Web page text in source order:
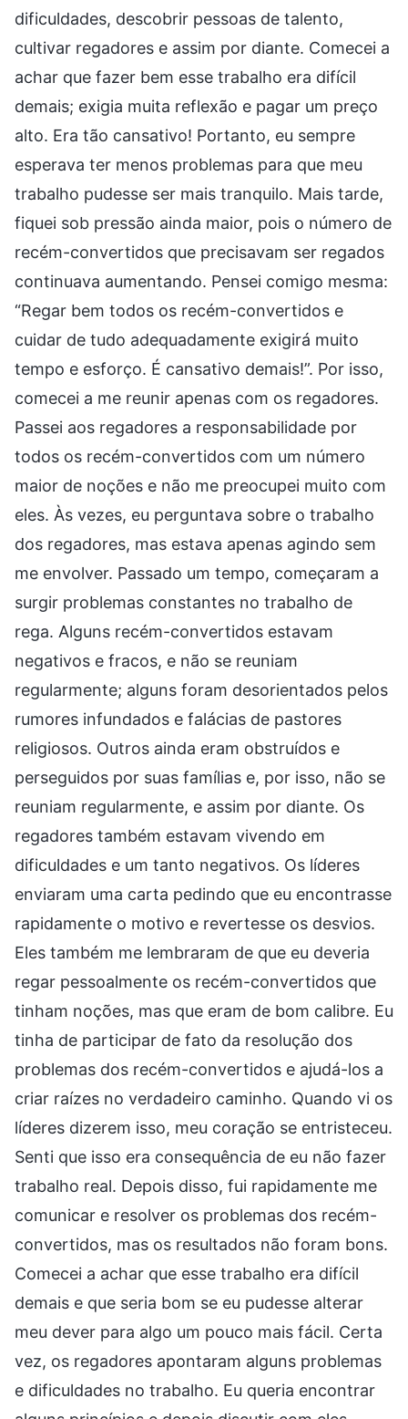
dificuldades, descobrir pessoas de talento,
cultivar regadores e assim por diante. Comecei a
achar que fazer bem esse trabalho era difícil
demais; exigia muita reflexão e pagar um preço
alto. Era tão cansativo! Portanto, eu sempre
esperava ter menos problemas para que meu
trabalho pudesse ser mais tranquilo. Mais tarde,
fiquei sob pressão ainda maior, pois o número de
recém-convertidos que precisavam ser regados
continuava aumentando. Pensei comigo mesma:
“Regar bem todos os recém-convertidos e
cuidar de tudo adequadamente exigirá muito
tempo e esforço. É cansativo demais!”. Por isso,
comecei a me reunir apenas com os regadores.
Passei aos regadores a responsabilidade por
todos os recém-convertidos com um número
maior de noções e não me preocupei muito com
eles. Às vezes, eu perguntava sobre o trabalho
dos regadores, mas estava apenas agindo sem
me envolver. Passado um tempo, começaram a
surgir problemas constantes no trabalho de
rega. Alguns recém-convertidos estavam
negativos e fracos, e não se reuniam
regularmente; alguns foram desorientados pelos
rumores infundados e falácias de pastores
religiosos. Outros ainda eram obstruídos e
perseguidos por suas famílias e, por isso, não se
reuniam regularmente, e assim por diante. Os
regadores também estavam vivendo em
dificuldades e um tanto negativos. Os líderes
enviaram uma carta pedindo que eu encontrasse
rapidamente o motivo e revertesse os desvios.
Eles também me lembraram de que eu deveria
regar pessoalmente os recém-convertidos que
tinham noções, mas que eram de bom calibre. Eu
tinha de participar de fato da resolução dos
problemas dos recém-convertidos e ajudá-los a
criar raízes no verdadeiro caminho. Quando vi os
líderes dizerem isso, meu coração se entristeceu.
Senti que isso era consequência de eu não fazer
trabalho real. Depois disso, fui rapidamente me
comunicar e resolver os problemas dos recém-
convertidos, mas os resultados não foram bons.
Comecei a achar que esse trabalho era difícil
demais e que seria bom se eu pudesse alterar
meu dever para algo um pouco mais fácil. Certa
vez, os regadores apontaram alguns problemas
e dificuldades no trabalho. Eu queria encontrar